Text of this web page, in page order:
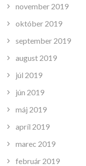
november 2019
október 2019
september 2019
august 2019
júl 2019
jún 2019
máj 2019
apríl 2019
marec 2019
február 2019